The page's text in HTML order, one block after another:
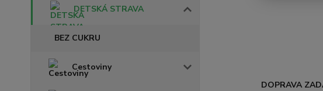
DETSKÁ STRAVA
BEZ CUKRU
Cestoviny
DOPRAVA